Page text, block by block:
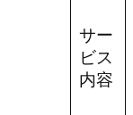
サー
ビス
内容